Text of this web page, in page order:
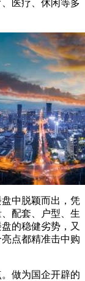
医疗、休闲等多
中脱颖而出，凭
配套、户型、生
的稳健劣势，又
点都精准击中购
做为国企开辟的